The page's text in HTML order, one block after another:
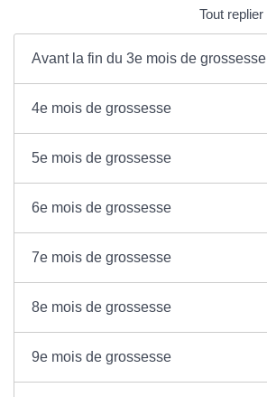
Tout replier
Avant la fin du 3e mois de grossesse
4e mois de grossesse
5e mois de grossesse
6e mois de grossesse
7e mois de grossesse
8e mois de grossesse
9e mois de grossesse